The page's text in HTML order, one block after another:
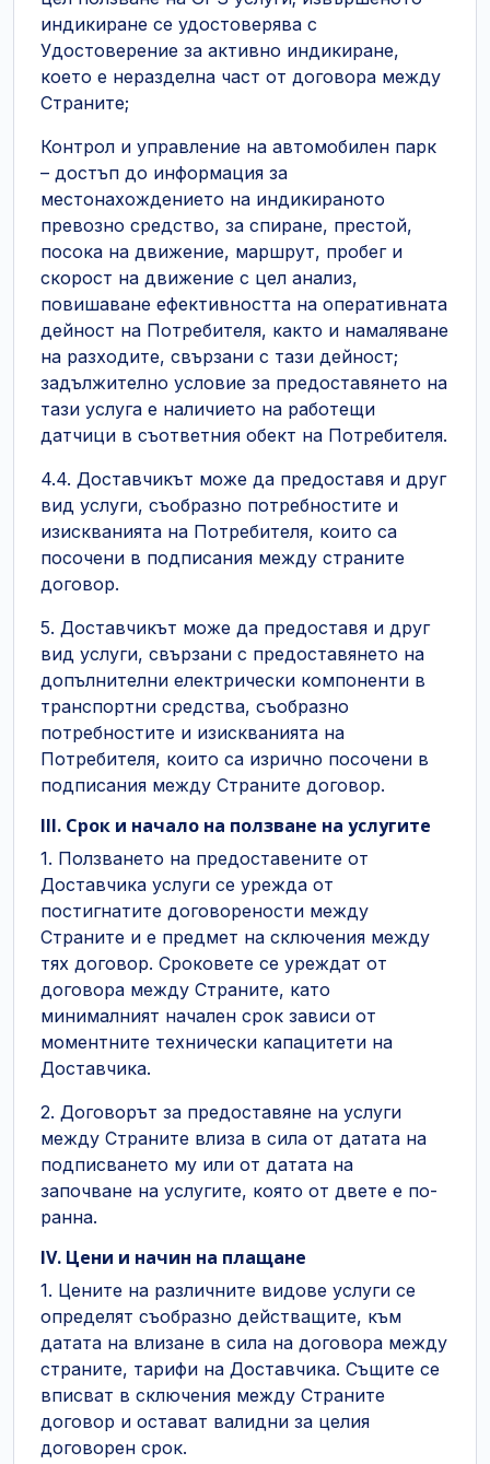
индикиране се удостоверява с
Удостоверение за активно индикиране,
което е неразделна част от договора между
Страните;
Контрол и управление на автомобилен парк
– достъп до информация за
местонахождението на индикираното
превозно средство, за спиране, престой,
посока на движение, маршрут, пробег и
скорост на движение с цел анализ,
повишаване ефективността на оперативната
дейност на Потребителя, както и намаляване
на разходите, свързани с тази дейност;
задължително условие за предоставянето на
тази услуга е наличието на работещи
датчици в съответния обект на Потребителя.
4.4. Доставчикът може да предоставя и друг
вид услуги, съобразно потребностите и
изискванията на Потребителя, които са
посочени в подписания между страните
договор.
5. Доставчикът може да предоставя и друг
вид услуги, свързани с предоставянето на
допълнителни електрически компоненти в
транспортни средства, съобразно
потребностите и изискванията на
Потребителя, които са изрично посочени в
подписания между Страните договор.
III. Срок и начало на ползване на услугите
1. Ползването на предоставените от
Доставчика услуги се урежда от
постигнатите договорености между
Страните и е предмет на сключения между
тях договор. Сроковете се уреждат от
договора между Страните, като
минималният начален срок зависи от
моментните технически капацитети на
Доставчика.
2. Договорът за предоставяне на услуги
между Страните влиза в сила от датата на
подписването му или от датата на
започване на услугите, която от двете е по-
ранна.
IV. Цени и начин на плащане
1. Цените на различните видове услуги се
определят съобразно действащите, към
датата на влизане в сила на договора между
страните, тарифи на Доставчика. Същите се
вписват в сключения между Страните
договор и остават валидни за целия
договорен срок.